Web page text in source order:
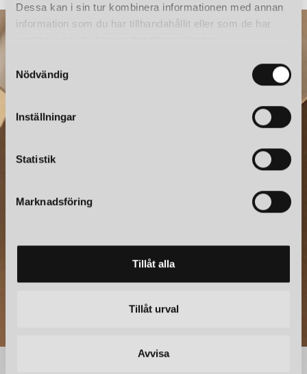
Dessa kan i sin tur kombinera informationen med annan
information som du har tillhandahållit eller som de har
m
Nödvändig
Inställningar
Statistik
Marknadsföring
Tillåt alla
Tillåt urval
Avvisa